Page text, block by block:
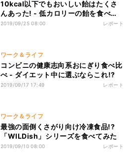
10kcal以下でもおいしい飴はたくさ
んあった! - 低カロリーの飴を食べ比
べ
2019/09/25 08:00 レポート
ワーク＆ライフ
コンビニの健康志向系おにぎり食べ比
べ - ダイエット中に選ぶならこれ!?
2019/09/17 17:49 レポート
ワーク＆ライフ
最強の面倒くさがり向け冷凍食品!?
「WILDish」シリーズを食べてみた
2019/09/10 08:00 レポート